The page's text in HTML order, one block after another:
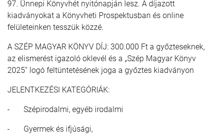
97. Ünnepi Könyvhét nyitónapján lesz. A díjazott
kiadványokat a Könyvheti Prospektusban és online
felületeinken tesszük közzé.
A SZÉP MAGYAR KÖNYV DÍJ: 300.000 Ft a győzteseknek,
az elismerést igazoló oklevél és a „Szép Magyar Könyv
2025” logó feltüntetésének joga a győztes kiadványon
JELENTKEZÉSI KATEGÓRIÁK:
- Szépirodalmi, egyéb irodalmi
- Gyermek és ifjúsági,